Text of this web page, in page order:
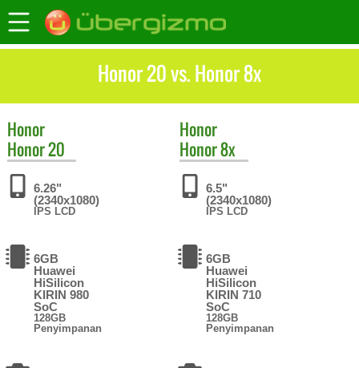
Honor 20 vs. Honor 8x
Honor
Honor 20
6.26"
(2340x1080)
IPS LCD
6GB
Huawei
HiSilicon
KIRIN 980
SoC
128GB
Penyimpanan
Honor
Honor 8x
6.5"
(2340x1080)
IPS LCD
6GB
Huawei
HiSilicon
KIRIN 710
SoC
128GB
Penyimpanan